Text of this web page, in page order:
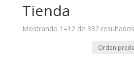
Tienda
Mostrando 1–12 de 332 resultados